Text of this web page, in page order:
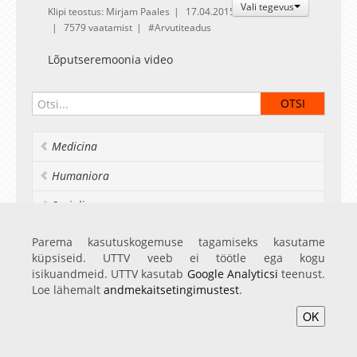
Vali tegevus
Klipi teostus: Mirjam Paales
17.04.2015
7579 vaatamist
Arvutiteadus
Lõputseremoonia video
Medicina
Humaniora
Socialia
Realia et naturalia
Ülikoolist veel
Parema kasutuskogemuse tagamiseks kasutame
küpsiseid. UTTV veeb ei töötle ega kogu
isikuandmeid. UTTV kasutab Google Analyticsi teenust.
Loe lähemalt andmekaitsetingimustest.
OK